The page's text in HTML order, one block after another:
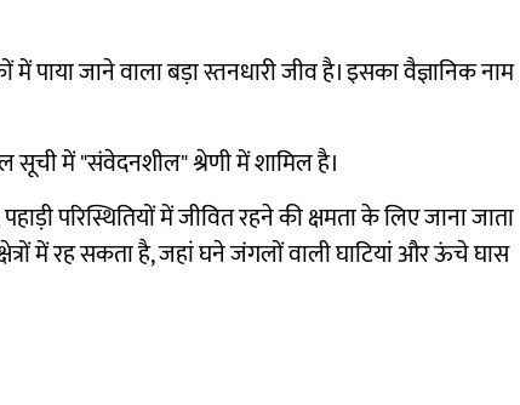
पाया जाने वाला बड़ा स्तनधारी जीव है। इसका वैज्ञानिक नाम
सूची में "संवेदनशील" श्रेणी में शामिल है।
परिस्थितियों में जीवित रहने की क्षमता के लिए जाना जाता
में रह सकता है, जहां घने जंगलों वाली घाटियां और ऊंचे घास